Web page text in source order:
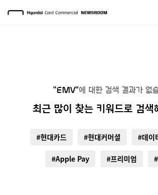
"EMV"에 대한 검색 결과가 없
최근 많이 찾는 키워드로 검색
#현대카드 #현대커머셜 #데이
#Apple Pay #프리미엄